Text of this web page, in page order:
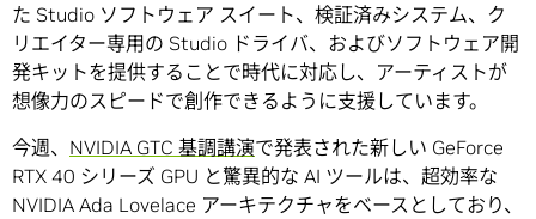
た Studio ソフトウェア スイート、検証済みシステム、ク
リエイター専用の Studio ドライバ、およびソフトウェア開
発キットを提供することで時代に対応し、アーティストが
想像力のスピードで創作できるように支援しています。
今週、 NVIDIA GTC 基調講演で発表された新しい GeForce
RTX 40 シリーズ GPU と驚異的な AI ツールは、超効率な
NVIDIA Ada Lovelace アーキテクチャをベースとしており、